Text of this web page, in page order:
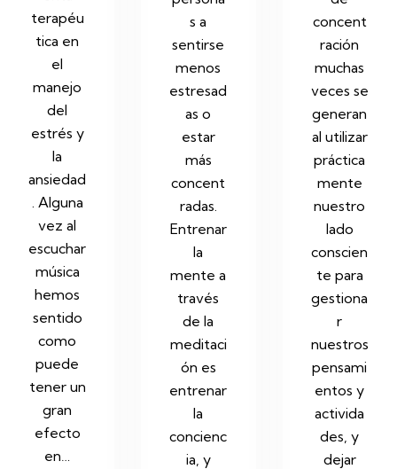
terapéu
tica en
el
manejo
del
estrés y
la
ansiedad
. Alguna
vez al
escuchar
música
hemos
sentido
como
puede
tener un
gran
efecto
en…
s a
sentirse
menos
estresad
as o
estar
más
concent
radas.
Entrenar
la
mente a
través
de la
meditaci
ón es
entrenar
la
concienc
ia, y
concent
ración
muchas
veces se
generan
al utilizar
práctica
mente
nuestro
lado
conscien
te para
gestiona
r
nuestros
pensami
entos y
activida
des, y
dejar